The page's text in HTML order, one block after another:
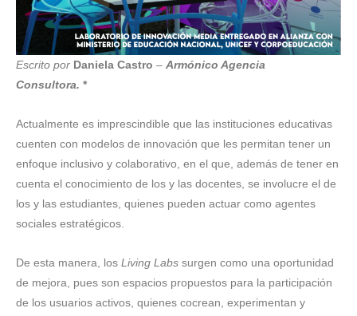
Escrito por Daniela Castro – Armónico Agencia
Consultora. *
Actualmente es imprescindible que las instituciones educativas
cuenten con modelos de innovación que les permitan tener un
enfoque inclusivo y colaborativo, en el que, además de tener en
cuenta el conocimiento de los y las docentes, se involucre el de
los y las estudiantes, quienes pueden actuar como agentes
sociales estratégicos.
De esta manera, los Living Labs surgen como una oportunidad
de mejora, pues son espacios propuestos para la participación
de los usuarios activos, quienes cocrean, experimentan y